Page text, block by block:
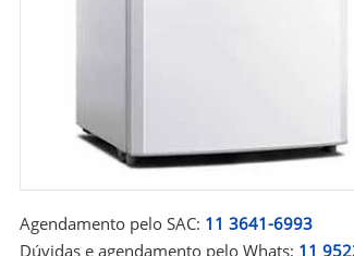
Agendamento pelo SAC: 11 3641-6993
Dúvidas e agendamento pelo Whats: 11